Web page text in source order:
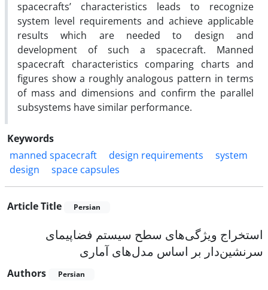
spacecrafts’ characteristics leads to recognize
system level requirements and achieve applicable
results which are needed to design and
development of such a spacecraft. Manned
spacecraft characteristics comparing charts and
figures show a roughly analogous pattern in terms
of mass and dimensions and confirm the parallel
subsystems have similar performance.
Keywords
manned spacecraft
design requirements
system
design
space capsules
Article Title Persian
استخراج ویژگی‌های سطح سیستم فضاپیمای
سرنشین‌دار بر اساس مدل‌های آماری
Authors Persian